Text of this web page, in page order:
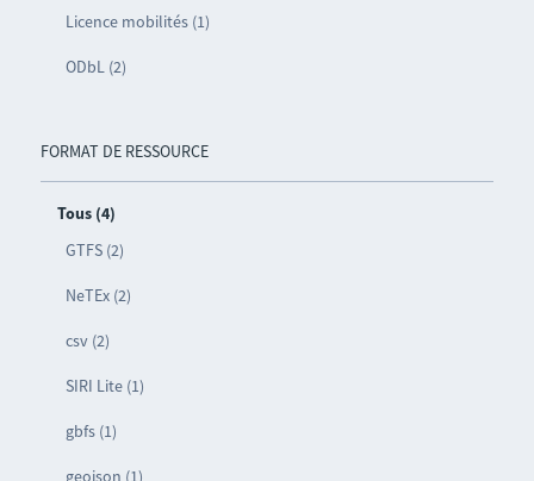
Licence mobilités (1)
ODbL (2)
FORMAT DE RESSOURCE
Tous (4)
GTFS (2)
NeTEx (2)
csv (2)
SIRI Lite (1)
gbfs (1)
geojson (1)